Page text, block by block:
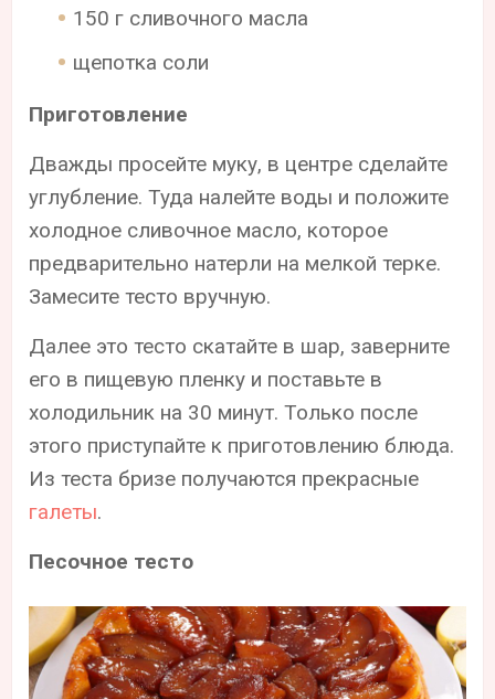
150 г сливочного масла
щепотка соли
Приготовление
Дважды просейте муку, в центре сделайте
углубление. Туда налейте воды и положите
холодное сливочное масло, которое
предварительно натерли на мелкой терке.
Замесите тесто вручную.
Далее это тесто скатайте в шар, заверните
его в пищевую пленку и поставьте в
холодильник на 30 минут. Только после
этого приступайте к приготовлению блюда.
Из теста бризе получаются прекрасные
галеты.
Песочное тесто